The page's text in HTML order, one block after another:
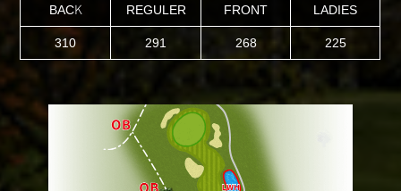
BACK REGULER FRONT
LADIES
310
291 268 225